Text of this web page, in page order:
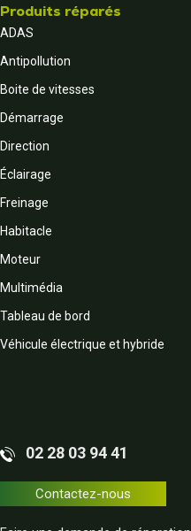
Produits réparés
ADAS
Antipollution
Boite de vitesses
Démarrage
Direction
Éclairage
Freinage
Habitacle
Moteur
Multimédia
Tableau de bord
Véhicule électrique et hybride
02 28 03 94 41
Contactez-nous